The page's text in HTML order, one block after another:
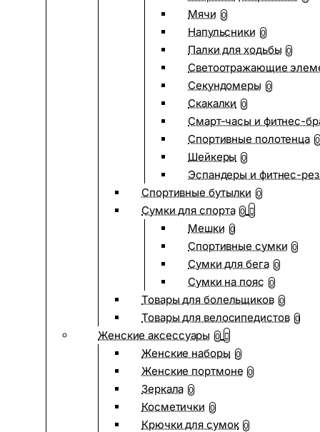
Мячи 0
Напульсники 0
Палки для ходьбы 0
Светоотражающие
Секундомеры 0
Скакалки 0
Смарт-часы и фитнес-
Спортивные полотенца 0
Шейкеры 0
Эспандеры и фитнес-
Спортивные бутылки 0
Сумки для спорта 0
Мешки 0
Спортивные сумки 0
Сумки для бега 0
Сумки на пояс 0
Товары для болельщиков 0
Товары для велосипедистов 0
Женские аксессуары 0
Женские наборы 0
Женские портмоне 0
Зеркала 0
Косметички 0
Крючки для сумок 0